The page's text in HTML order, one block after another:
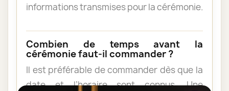
informations transmises pour la cérémonie.
Combien de temps avant la
cérémonie faut-il commander ?
Il est préférable de commander dès que la
date et l’horaire sont connus. Une